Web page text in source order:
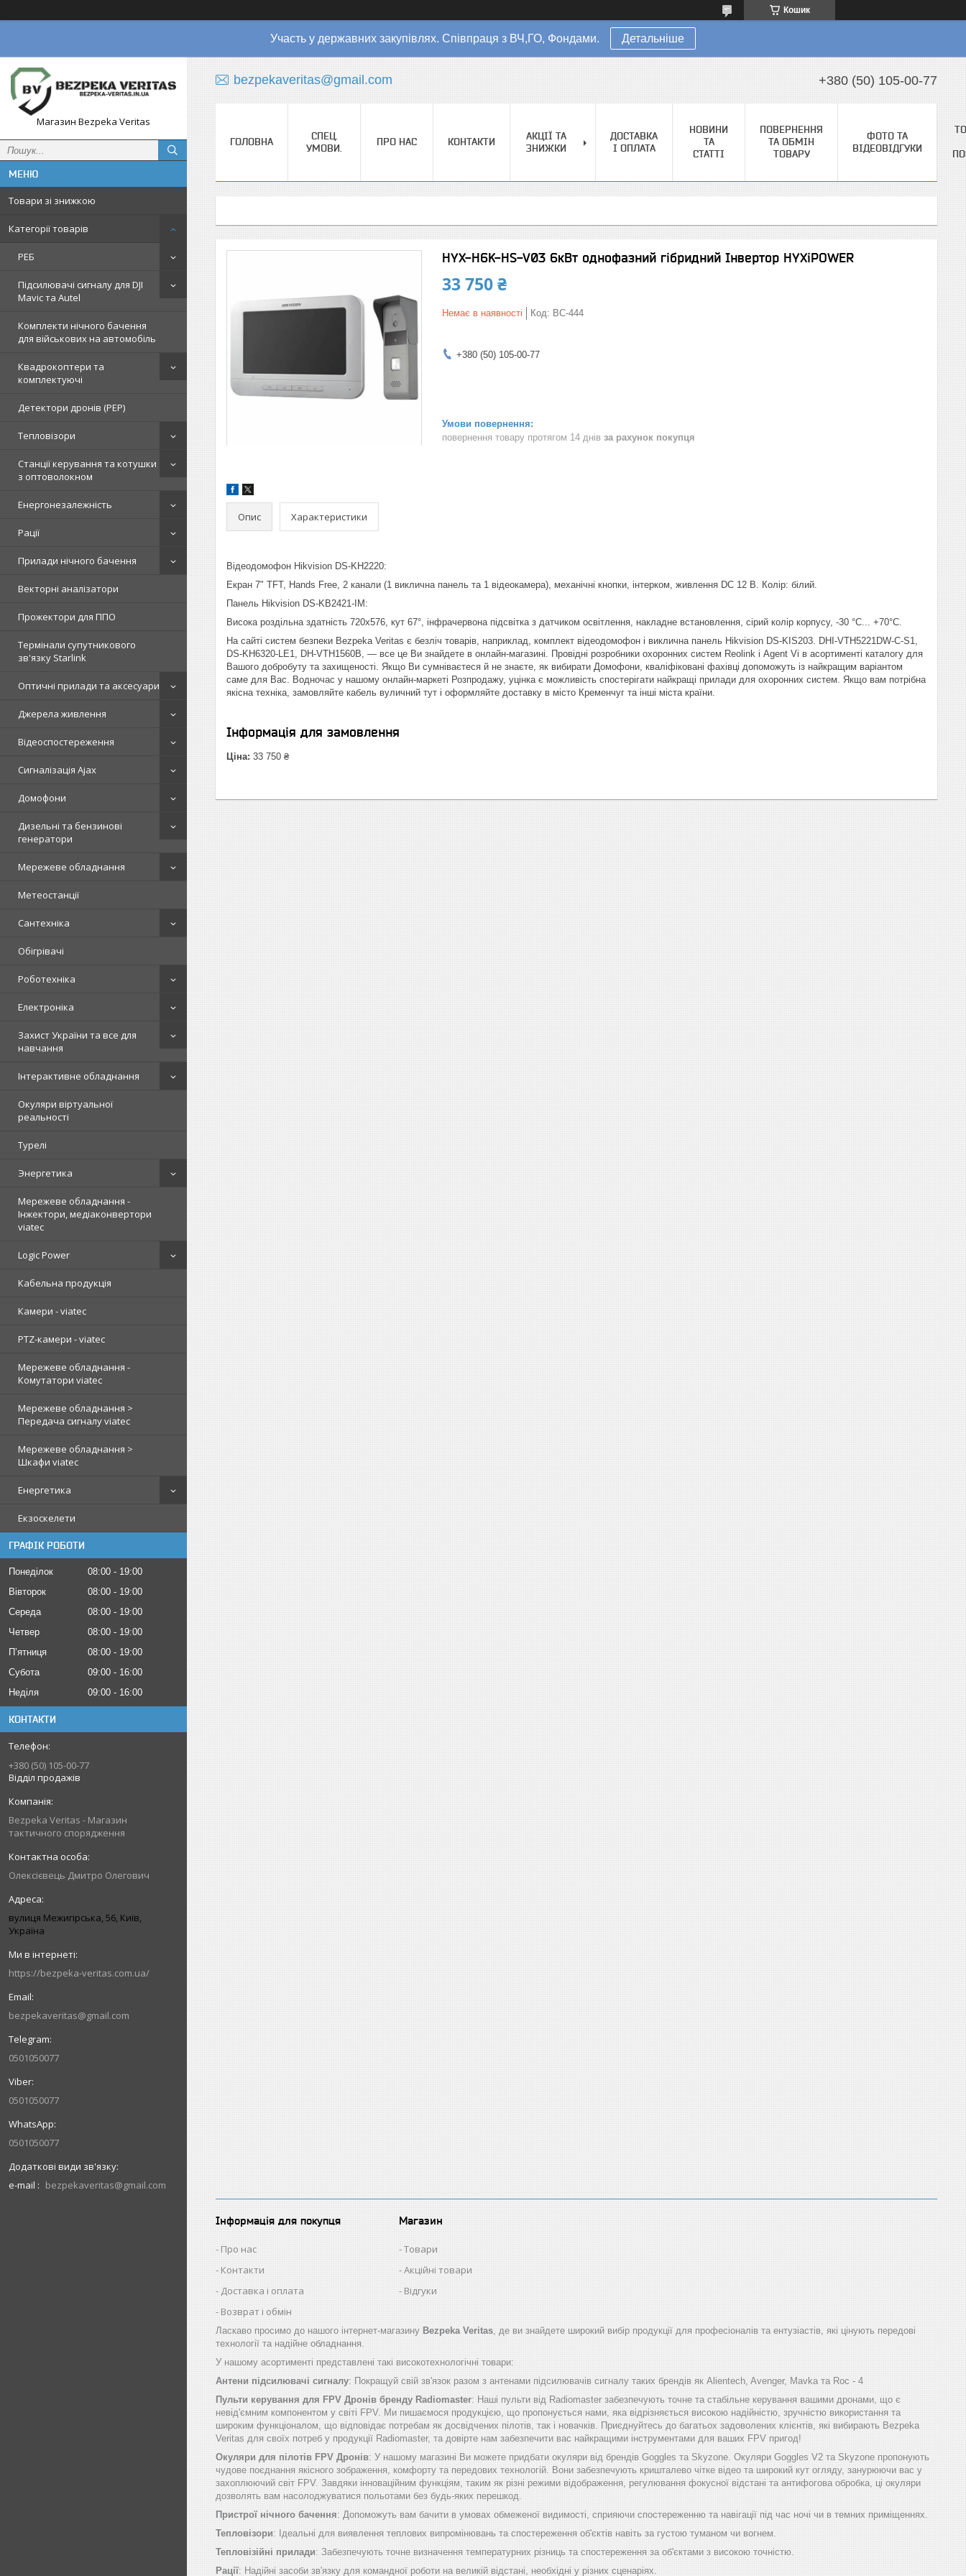
Кошик
Участь у державних закупівлях. Співпраця з ВЧ,ГО, Фондами. Детальніше
Магазин Bezpeka Veritas
Товари зі знижкою
Категорії товарів
РЕБ
Підсилювачі сигналу для DJI
Mavic та Autel
Комплекти нічного бачення
для військових на автомобіль
Квадрокоптери та
комплектуючі
Детектори дронів (РЕР)
Тепловізори
Станції керування та котушки
з оптоволокном
Енергонезалежність
Рації
Прилади нічного бачення
Векторні аналізатори
Прожектори для ППО
Термінали супутникового
зв'язку Starlink
Оптичні прилади та аксесуари
Джерела живлення
Відеоспостереження
Сигналізація Ajax
Домофони
Дизельні та бензинові
генератори
Мережеве обладнання
Метеостанції
Сантехніка
Обігрівачі
Роботехніка
Електроніка
Захист України та все для
навчання
Інтерактивне обладнання
Окуляри віртуальної
реальності
Турелі
Энергетика
Мережеве обладнання -
Інжектори, медіаконвертори
viatec
Logic Power
Кабельна продукція
Камери - viatec
PTZ-камери - viatec
Мережеве обладнання -
Комутатори viatec
Мережеве обладнання >
Передача сигналу viatec
Мережеве обладнання >
Шкафи viatec
Енергетика
Екзоскелети
ГРАФІК РОБОТИ
Понеділок 08:00
19:00
Вівторок
08:00
19:00
Середа
08:00
19:00
Четвер
08:00
19:00
Пʼятниця
08:00
19:00
Субота
09:00
16:00
Неділя
09:00 16:00
КОНТАКТИ
+380 (50) 105-00-77
Відділ продажів
Bezpeka Veritas - Магазин
тактичного спорядження
Олексієвець Дмитро Олегович
вулиця Межигірська, 56, Київ,
Україна
https://bezpeka-veritas.com.ua/
bezpekaveritas@gmail.com
0501050077
0501050077
0501050077
e-mail bezpekaveritas@gmail.com
bezpekaveritas@gmail.com +380 (50) 105-00-77
ГОЛОВНА
СПЕЦ.
УМОВИ.
ПРО НАС КОНТАКТИ
АКЦІЇ ТА
ЗНИЖКИ
ДОСТАВКА
І ОПЛАТА
НОВИНИ
ТА
СТАТТІ
ПОВЕРНЕННЯ
ТА ОБМІН
ТОВАРУ
ФОТО ТА
ВІДЕОВІДГУКИ
HYX-H6K-HS-V03 6кВт однофазний гібридний Інвертор HYXiPOWER
33 750 ₴
Немає в наявності Код: BC-444
+380 (50) 105-00-77
повернення товару протягом 14 днів за рахунок покупця
Опис Характеристики
Відеодомофон Hikvision DS-KH2220:
Екран 7" TFT, Hands Free, 2 канали (1 виклична панель та 1 відеокамера), механічні кнопки, інтерком, живлення DC 12 В. Колір: білий.
Панель Hikvision DS-KB2421-IM:
Висока роздільна здатність 720х576, кут 67°, інфрачервона підсвітка з датчиком освітлення, накладне встановлення, сірий колір корпусу, -30 °C... +70°C.
На сайті систем безпеки Bezpeka Veritas є безліч товарів, наприклад, комплект відеодомофон і виклична панель Hikvision DS-KIS203. DHI-VTH5221DW-С-S1,
DS-KH6320-LE1, DH-VTH1560B, — все це Ви знайдете в онлайн-магазині. Провідні розробники охоронних систем Reolink і Agent Vi в асортименті каталогу для
Вашого добробуту та захищеності. Якщо Ви сумніваєтеся й не знаєте, як вибирати Домофони, кваліфіковані фахівці допоможуть із найкращим варіантом
саме для Вас. Водночас у нашому онлайн-маркеті Розпродажу, уцінка є можливість спостерігати найкращі прилади для охоронних систем. Якщо вам потрібна
якісна техніка, замовляйте кабель вуличний тут і оформляйте доставку в місто Кременчуг та інші міста країни.
Інформація для замовлення
Ціна: 33 750 ₴
Інформація для покупця
Про нас
Контакти
Доставка і оплата
Возврат і обмін
Магазин
Товари
Акційні товари
Відгуки
Ласкаво просимо до нашого інтернет-магазину Bezpeka Veritas, де ви знайдете широкий вибір продукції для професіоналів та ентузіастів, які цінують передові
технології та надійне обладнання.
У нашому асортименті представлені такі високотехнологічні товари:
Антени підсилювачі сигналу: Покращуй свій зв'язок разом з антенами підсилювачів сигналу таких брендів як Alientech, Avenger, Mavka та Roc - 4
Пульти керування для FPV Дронів бренду Radiomaster: Наші пульти від Radiomaster забезпечують точне та стабільне керування вашими дронами, що є
невід'ємним компонентом у світі FPV. Ми пишаємося продукцією, що пропонується нами, яка відрізняється високою надійністю, зручністю використання та
широким функціоналом, що відповідає потребам як досвідчених пілотів, так і новачків. Приєднуйтесь до багатьох задоволених клієнтів, які вибирають Bezpeka
Veritas для своїх потреб у продукції Radiomaster, та довірте нам забезпечити вас найкращими інструментами для ваших FPV пригод!
Окуляри для пілотів FPV Дронів: У нашому магазині Ви можете придбати окуляри від брендів Goggles та Skyzone. Окуляри Goggles V2 та Skyzone пропонують
чудове поєднання якісного зображення, комфорту та передових технологій. Вони забезпечують кришталево чітке відео та широкий кут огляду, занурюючи вас у
захоплюючий світ FPV. Завдяки інноваційним функціям, таким як різні режими відображення, регулювання фокусної відстані та антифогова обробка, ці окуляри
дозволять вам насолоджуватися польотами без будь-яких перешкод.
Пристрої нічного бачення: Допоможуть вам бачити в умовах обмеженої видимості, сприяючи спостереженню та навігації під час ночі чи в темних приміщеннях.
Тепловізори: Ідеальні для виявлення теплових випромінювань та спостереження об'єктів навіть за густою туманом чи вогнем.
Тепловізійні прилади: Забезпечують точне визначення температурних різниць та спостереження за об'єктами з високою точністю.
Рації: Надійні засоби зв'язку для командної роботи на великій відстані, необхідні у різних сценаріях.